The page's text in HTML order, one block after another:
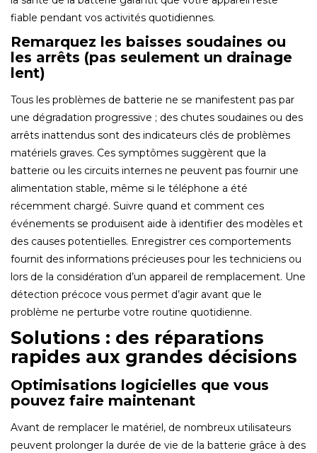
fiable pendant vos activités quotidiennes.
Remarquez les baisses soudaines ou
les arrêts (pas seulement un drainage
lent)
Tous les problèmes de batterie ne se manifestent pas par
une dégradation progressive ; des chutes soudaines ou des
arrêts inattendus sont des indicateurs clés de problèmes
matériels graves. Ces symptômes suggèrent que la
batterie ou les circuits internes ne peuvent pas fournir une
alimentation stable, même si le téléphone a été
récemment chargé. Suivre quand et comment ces
événements se produisent aide à identifier des modèles et
des causes potentielles. Enregistrer ces comportements
fournit des informations précieuses pour les techniciens ou
lors de la considération d’un appareil de remplacement. Une
détection précoce vous permet d’agir avant que le
problème ne perturbe votre routine quotidienne.
Solutions : des réparations
rapides aux grandes décisions
Optimisations logicielles que vous
pouvez faire maintenant
Avant de remplacer le matériel, de nombreux utilisateurs
peuvent prolonger la durée de vie de la batterie grâce à des